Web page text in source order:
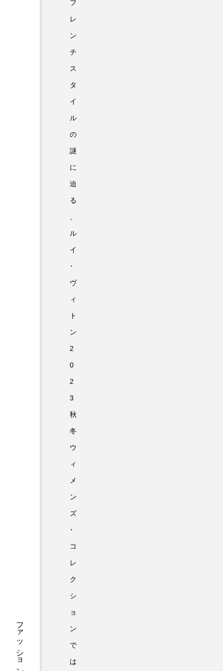
フ
レ
ン
チ
ス
タ
イ
ル
の
謎
に
迫
る
ル
イ
･
ヴ
ィ
ト
ン
2
0
2
3
秋
冬
ウ
ィ
メ
ン
ズ
･
コ
レ
ク
シ
ョ
ン
で
は